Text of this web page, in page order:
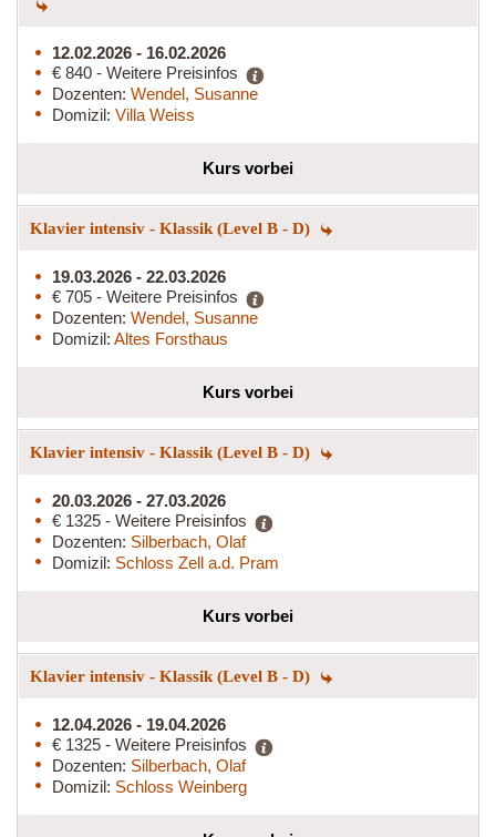
12.02.2026 - 16.02.2026
€ 840 - Weitere Preisinfos
Dozenten: Wendel, Susanne
Domizil: Villa Weiss
Kurs vorbei
Klavier intensiv - Klassik (Level B - D)
19.03.2026 - 22.03.2026
€ 705 - Weitere Preisinfos
Dozenten: Wendel, Susanne
Domizil: Altes Forsthaus
Kurs vorbei
Klavier intensiv - Klassik (Level B - D)
20.03.2026 - 27.03.2026
€ 1325 - Weitere Preisinfos
Dozenten: Silberbach, Olaf
Domizil: Schloss Zell a.d. Pram
Kurs vorbei
Klavier intensiv - Klassik (Level B - D)
12.04.2026 - 19.04.2026
€ 1325 - Weitere Preisinfos
Dozenten: Silberbach, Olaf
Domizil: Schloss Weinberg